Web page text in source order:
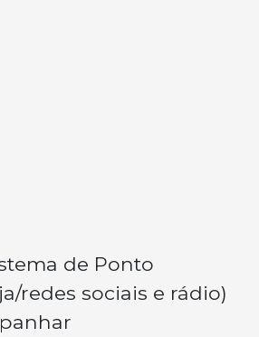
de Ponto
redes sociais e rádio)